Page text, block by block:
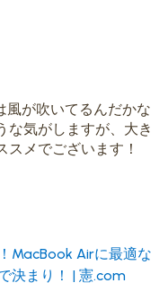
風が吹いてるんだかな
な気がしますが、大き
メでございます！
MacBook Airに最適な
決まり！ | 憲.com